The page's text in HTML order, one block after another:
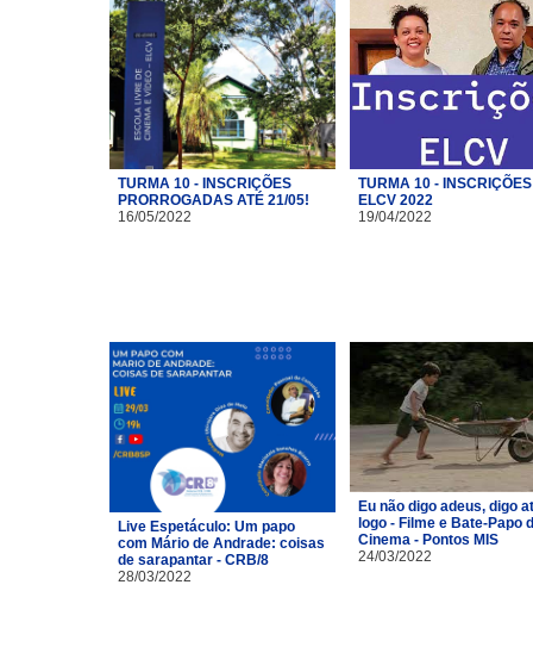
TURMA 10 - INSCRIÇÕES
PRORROGADAS ATÉ 21/05!
16/05/2022
TURMA 10 - INSCRIÇÕES
ELCV 2022
19/04/2022
Live Espetáculo: Um papo
com Mário de Andrade: coisas
de sarapantar - CRB/8
28/03/2022
Eu não digo adeus, digo
logo - Filme e Bate-Papo
Cinema - Pontos MIS
24/03/2022